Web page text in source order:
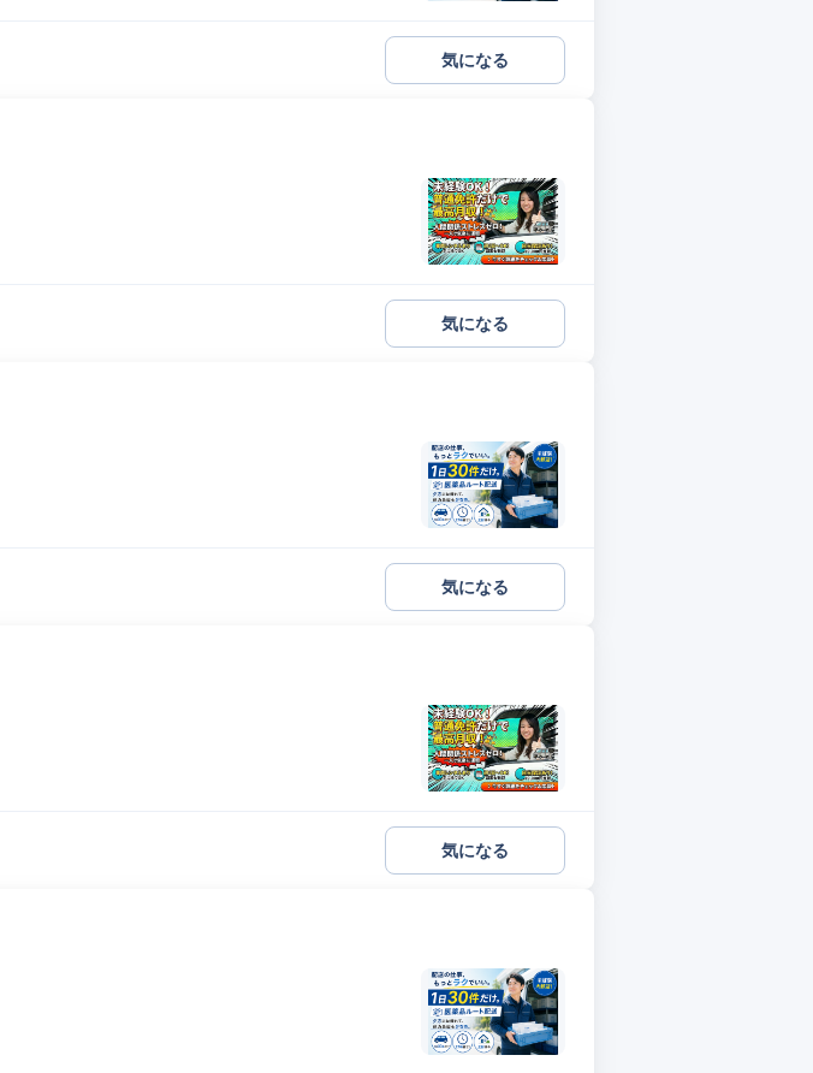
気になる
気になる
気になる
気になる